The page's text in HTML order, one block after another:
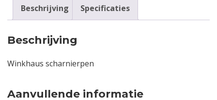
Beschrijving Specificaties
Beschrijving
Winkhaus scharnierpen
Aanvullende informatie